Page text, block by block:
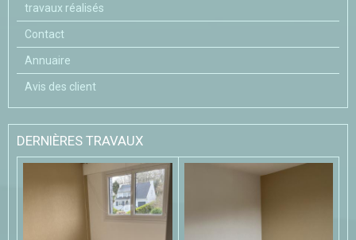
travaux réalisés
Contact
Annuaire
Avis des client
DERNIÈRES TRAVAUX